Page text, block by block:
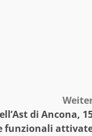
di Ancona,
funzionali